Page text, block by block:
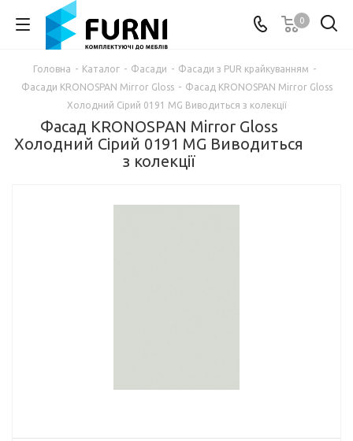
0
Головна - Каталог - Фасади - Фасади з PUR крайкуванням -
Фасади KRONOSPAN Mirror Gloss - Фасад KRONOSPAN Mirror Gloss
Холодний Сірий 0191 MG Виводиться з колекції
Фасад KRONOSPAN Mirror Gloss
Холодний Сірий 0191 MG Виводиться
з колекції